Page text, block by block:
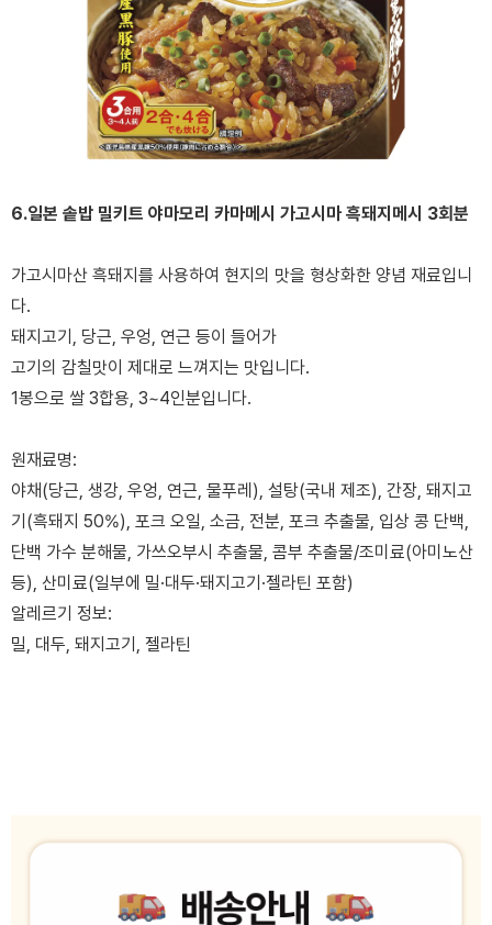
6.일본 솥밥 밀키트 야마모리 카마메시 가고시마 흑돼지메시 3회분
가고시마산 흑돼지를 사용하여 현지의 맛을 형상화한 양념 재료입니
다.
돼지고기, 당근, 우엉, 연근 등이 들어가
고기의 감칠맛이 제대로 느껴지는 맛입니다.
1봉으로 쌀 3합용, 3~4인분입니다.
원재료명:
야채(당근, 생강, 우엉, 연근, 물푸레), 설탕(국내 제조), 간장, 돼지고
기(흑돼지 50%), 포크 오일, 소금, 전분, 포크 추출물, 입상 콩 단백,
단백 가수 분해물, 가쓰오부시 추출물, 콤부 추출물/조미료(아미노산
등), 산미료(일부에 밀·대두·돼지고기·젤라틴 포함)
알레르기 정보:
밀, 대두, 돼지고기, 젤라틴